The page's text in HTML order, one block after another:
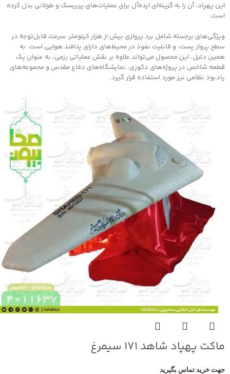
این پهپاد، آن را به گزینه‌ای ایده‌آل برای عملیات‌های پرریسک و طولانی بدل کرده
است.
ویژگی‌های برجسته شامل برد پروازی بیش از هزار کیلومتر، سرعت قابل‌توجه در
سطح پرواز پست، و قابلیت نفوذ در محیط‌های دارای پدافند هوایی است. به
همین دلیل، این محصول می‌تواند علاوه بر نقش عملیاتی رزمی، به عنوان یک
قطعه شاخص در پروژه‌های دکوری، نمایشگاه‌های دفاع مقدس و مجموعه‌های
یادبود نظامی نیز مورد استفاده قرار گیرد.
ماکت پهپاد شاهد ۱۷۱ سیمرغ
جهت خرید تماس بگیرید